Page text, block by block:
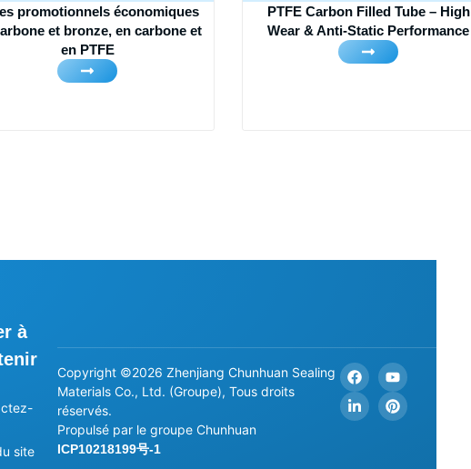
promotionnels économiques
et bronze, en carbone et
en PTFE
PTFE Carbon Filled Tube – High
Wear & Anti-Static Performance
à
site
Copyright ©2026 Zhenjiang Chunhuan Sealing
Materials Co., Ltd. (Groupe), Tous droits
réservés.
Propulsé par le groupe Chunhuan
ICP10218199号-1